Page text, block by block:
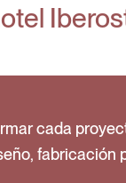
cada
fabricación